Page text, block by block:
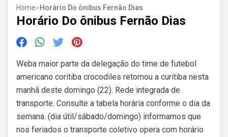
Home>Horário Do ônibus Fernão Dias
Horário Do ônibus Fernão Dias
Weba maior parte da delegação do time de futebol
americano coritiba crocodiles retornou a curitiba nesta
manhã deste domingo (22). Rede integrada de
transporte. Consulte a tabela horária conforme o dia da
semana. (dia útil/sábado/domingo) informamos que
nos feriados o transporte coletivo opera com horário